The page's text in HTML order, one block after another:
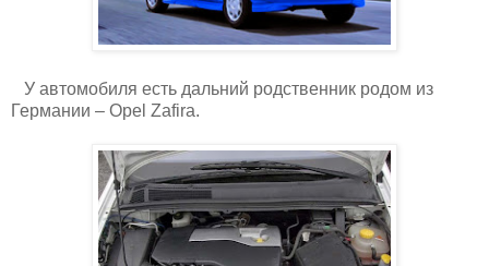
У автомобиля есть дальний родственник родом из
Германии – Opel Zafira.